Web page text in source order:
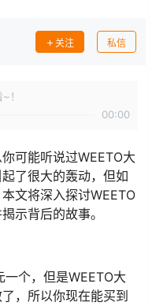
关注 私信
！
00:00
可能听说过WEETO大
了很大的轰动，但如
文将深入探讨WEETO
示背后的故事。
个，但是WEETO大
，所以你现在能买到